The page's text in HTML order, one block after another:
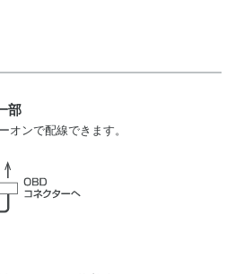
部
オンで配線できます。